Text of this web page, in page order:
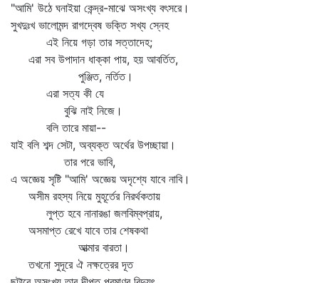
"আমি' উঠে ঘনাইয়া কেন্দ্র-মাঝে অসংখ্য বৎসরে।
সুখদুঃখ ভালোমন্দ রাগদ্বেষ ভক্তি সখ্য স্নেহ
এই নিয়ে গড়া তার সত্তাদেহ;
এরা সব উপাদান ধাক্কা পায়, হয় আবর্তিত,
পুঞ্জিত, নর্তিত।
এরা সত্য কী যে
বুঝি নাই নিজে।
বলি তারে মায়া--
যাই বলি শব্দ সেটা, অব্যক্ত অর্থের উপচ্ছায়া।
তার পরে ভাবি,
এ অজ্ঞেয় সৃষ্টি "আমি' অজ্ঞেয় অদৃশ্যে যাবে নাবি।
অসীম রহস্য নিয়ে মুহূর্তের নিরর্থকতায়
লুপ্ত হবে নানারঙা জলবিম্বপ্রায়,
অসমাপ্ত রেখে যাবে তার শেষকথা
আত্মার বারতা।
তখনো সুদূরে ঐ নক্ষত্রের দূত